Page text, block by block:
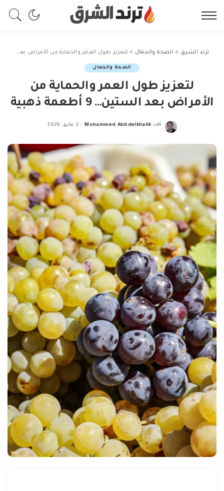
ترند الشرق > الصحة والجمال > لتعزيز طول العمر والحماية من الأمراض بعد الستين… 9 أطعمة ذهبية
الصحة والجمال
لتعزيز طول العمر والحماية من
الأمراض بعد الستين… 9 أطعمة ذهبية
Posted
كتب Mohammed Abbdelkhalik 2 مايو، 2026